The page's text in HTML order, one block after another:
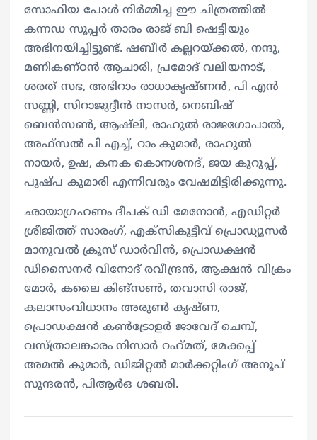
സോഫിയ പോൾ നിർമ്മിച്ച ഈ ചിത്രത്തിൽ
കന്നഡ സൂപ്പർ താരം രാജ് ബി ഷെട്ടിയും
അഭിനയിച്ചിട്ടുണ്ട്. ഷബീർ കല്ലറയ്ക്കൽ, നന്ദു,
മണികണ്ഠന്‍ ആചാരി, പ്രമോദ് വലിയനാട്,
ശരത് സഭ, അഭിറാം രാധാകൃഷ്‍ണന്‍, പി എന്‍
സണ്ണി, സിറാജുദ്ദീന്‍ നാസര്‍, നെബിഷ്
ബെന്‍സണ്‍, ആഷ്‍ലി, രാഹുല്‍ രാജഗോപാല്‍,
അഫ്‌സല്‍ പി എച്ച്, റാം കുമാര്‍, രാഹുല്‍
നായര്‍, ഉഷ, കനക കൊനശനദ്, ജയ കുറുപ്പ്,
പുഷ്പ കുമാരി എന്നിവരും വേഷമിട്ടിരിക്കുന്നു.
ഛായാഗ്രഹണം ദീപക് ഡി മേനോൻ, എഡിറ്റർ
ശ്രീജിത്ത് സാരംഗ്, എക്സികുട്ടീവ് പ്രൊഡ്യൂസർ
മാനുവൽ ക്രൂസ് ഡാർവിൻ, പ്രൊഡക്ഷൻ
ഡിസൈനർ വിനോദ് രവീന്ദ്രൻ, ആക്ഷൻ വിക്രം
മോർ, കലൈ കിങ്‌സൺ, തവാസി രാജ്,
കലാസംവിധാനം അരുൺ കൃഷ്‍ണ,
പ്രൊഡക്ഷൻ കൺട്രോളർ ജാവേദ് ചെമ്പ്,
വസ്‍ത്രാലങ്കാരം നിസാർ റഹ്‍മത്, മേക്കപ്പ്
അമൽ കുമാർ, ഡിജിറ്റൽ മാർക്കറ്റിംഗ് അനൂപ്
സുന്ദരൻ, പിആർഒ ശബരി.